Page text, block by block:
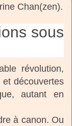
Chan(zen).
sous
révolution,
découvertes
autant en
à canon. Ou